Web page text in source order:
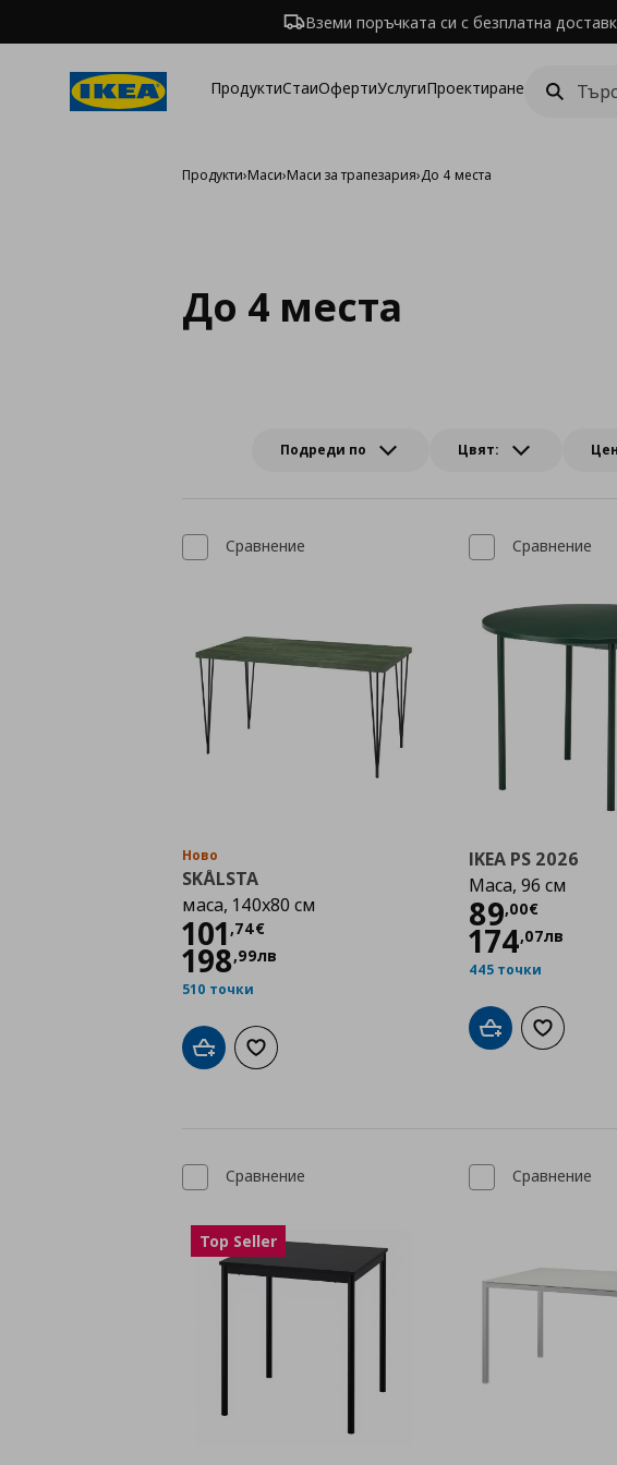
Вземи поръчката си с безплатна
ПродуктиСтаиОфертиУслугиПроектиране
Продукти›Маси›Маси за трапезария›До 4 места
До 4 места
Подреди по Цвят:
Сравнение
Ново
SKÅLSTA
маса, 140x80 см
101,74€
Цена
198,99лв
510 точки
Добави в кошницата
Добави към списъка с любими
Сравнение
IKEA PS 2026
Маса, 96 см
89,00€
Цена
174,07лв
445 точки
Добави вДобави
Сравнение
Top Seller
Сравнение